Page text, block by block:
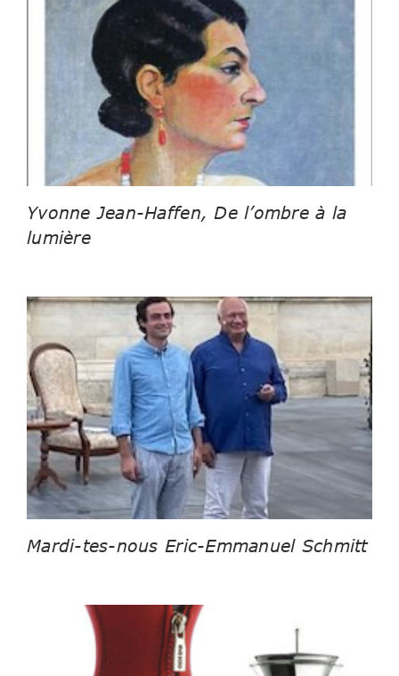
Yvonne Jean-Haffen, De l’ombre à la
lumière
Mardi-tes-nous Eric-Emmanuel Schmitt